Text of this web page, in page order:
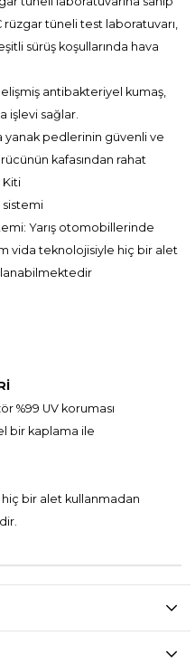
rüzgar tüneli test laboratuvarı,
sürüş koşullarında hava
antibakteriyel kumaş,
işlevi sağlar.
yanak pedlerinin güvenli ve
kafasından rahat
Kiti
sistemi
Yarış otomobillerinde
vida teknolojisiyle hiç bir alet
%99 UV koruması
bir kaplama ile
bir alet kullanmadan